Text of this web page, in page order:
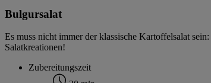
Bulgursalat
Es muss nicht immer der klassische Kartoffelsalat
Salatkreationen!
Zubereitungszeit